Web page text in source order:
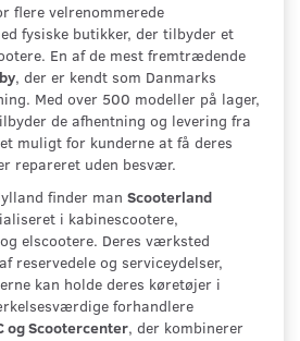
flere velrenommerede
fysiske butikker, der tilbyder et
En af de mest fremtrædende
, der er kendt som Danmarks
Med over 500 modeller på lager,
de afhentning og levering fra
muligt for kunderne at få deres
repareret uden besvær.
finder man Scooterland
i kabinescootere,
elscootere. Deres værksted
reservedele og serviceydelser,
kan holde deres køretøjer i
forhandlere
og Scootercenter, der kombinerer